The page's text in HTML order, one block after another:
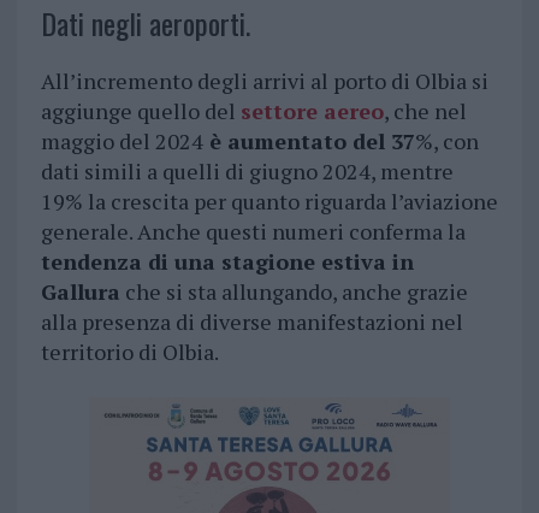
Dati negli aeroporti.
All’incremento degli arrivi al porto di Olbia si
aggiunge quello del settore aereo, che nel
maggio del 2024è aumentato del 37%, con
dati simili a quelli di giugno 2024, mentre
19% la crescita per quanto riguarda l’aviazione
generale. Anche questi numeri conferma la
tendenza di una stagione estiva in
Gallura che si sta allungando, anche grazie
alla presenza di diverse manifestazioni nel
territorio di Olbia.